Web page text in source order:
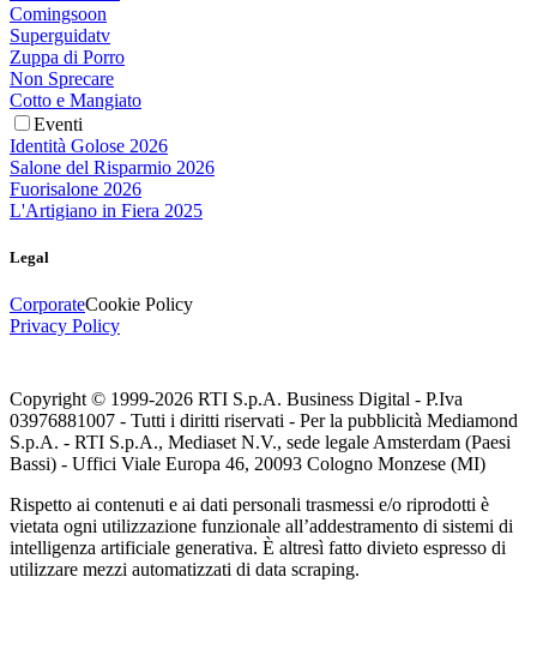
Comingsoon
Superguidatv
Zuppa di Porro
Non Sprecare
Cotto e Mangiato
Eventi
Identità Golose 2026
Salone del Risparmio 2026
Fuorisalone 2026
L'Artigiano in Fiera 2025
Legal
CorporateCookie Policy
Privacy Policy
Copyright © 1999-2026 RTI S.p.A. Business Digital - P.Iva
03976881007 - Tutti i diritti riservati - Per la pubblicità Mediamond
S.p.A. - RTI S.p.A., Mediaset N.V., sede legale Amsterdam (Paesi
Bassi) - Uffici Viale Europa 46, 20093 Cologno Monzese (MI)
Rispetto ai contenuti e ai dati personali trasmessi e/o riprodotti è
vietata ogni utilizzazione funzionale all’addestramento di sistemi di
intelligenza artificiale generativa. È altresì fatto divieto espresso di
utilizzare mezzi automatizzati di data scraping.